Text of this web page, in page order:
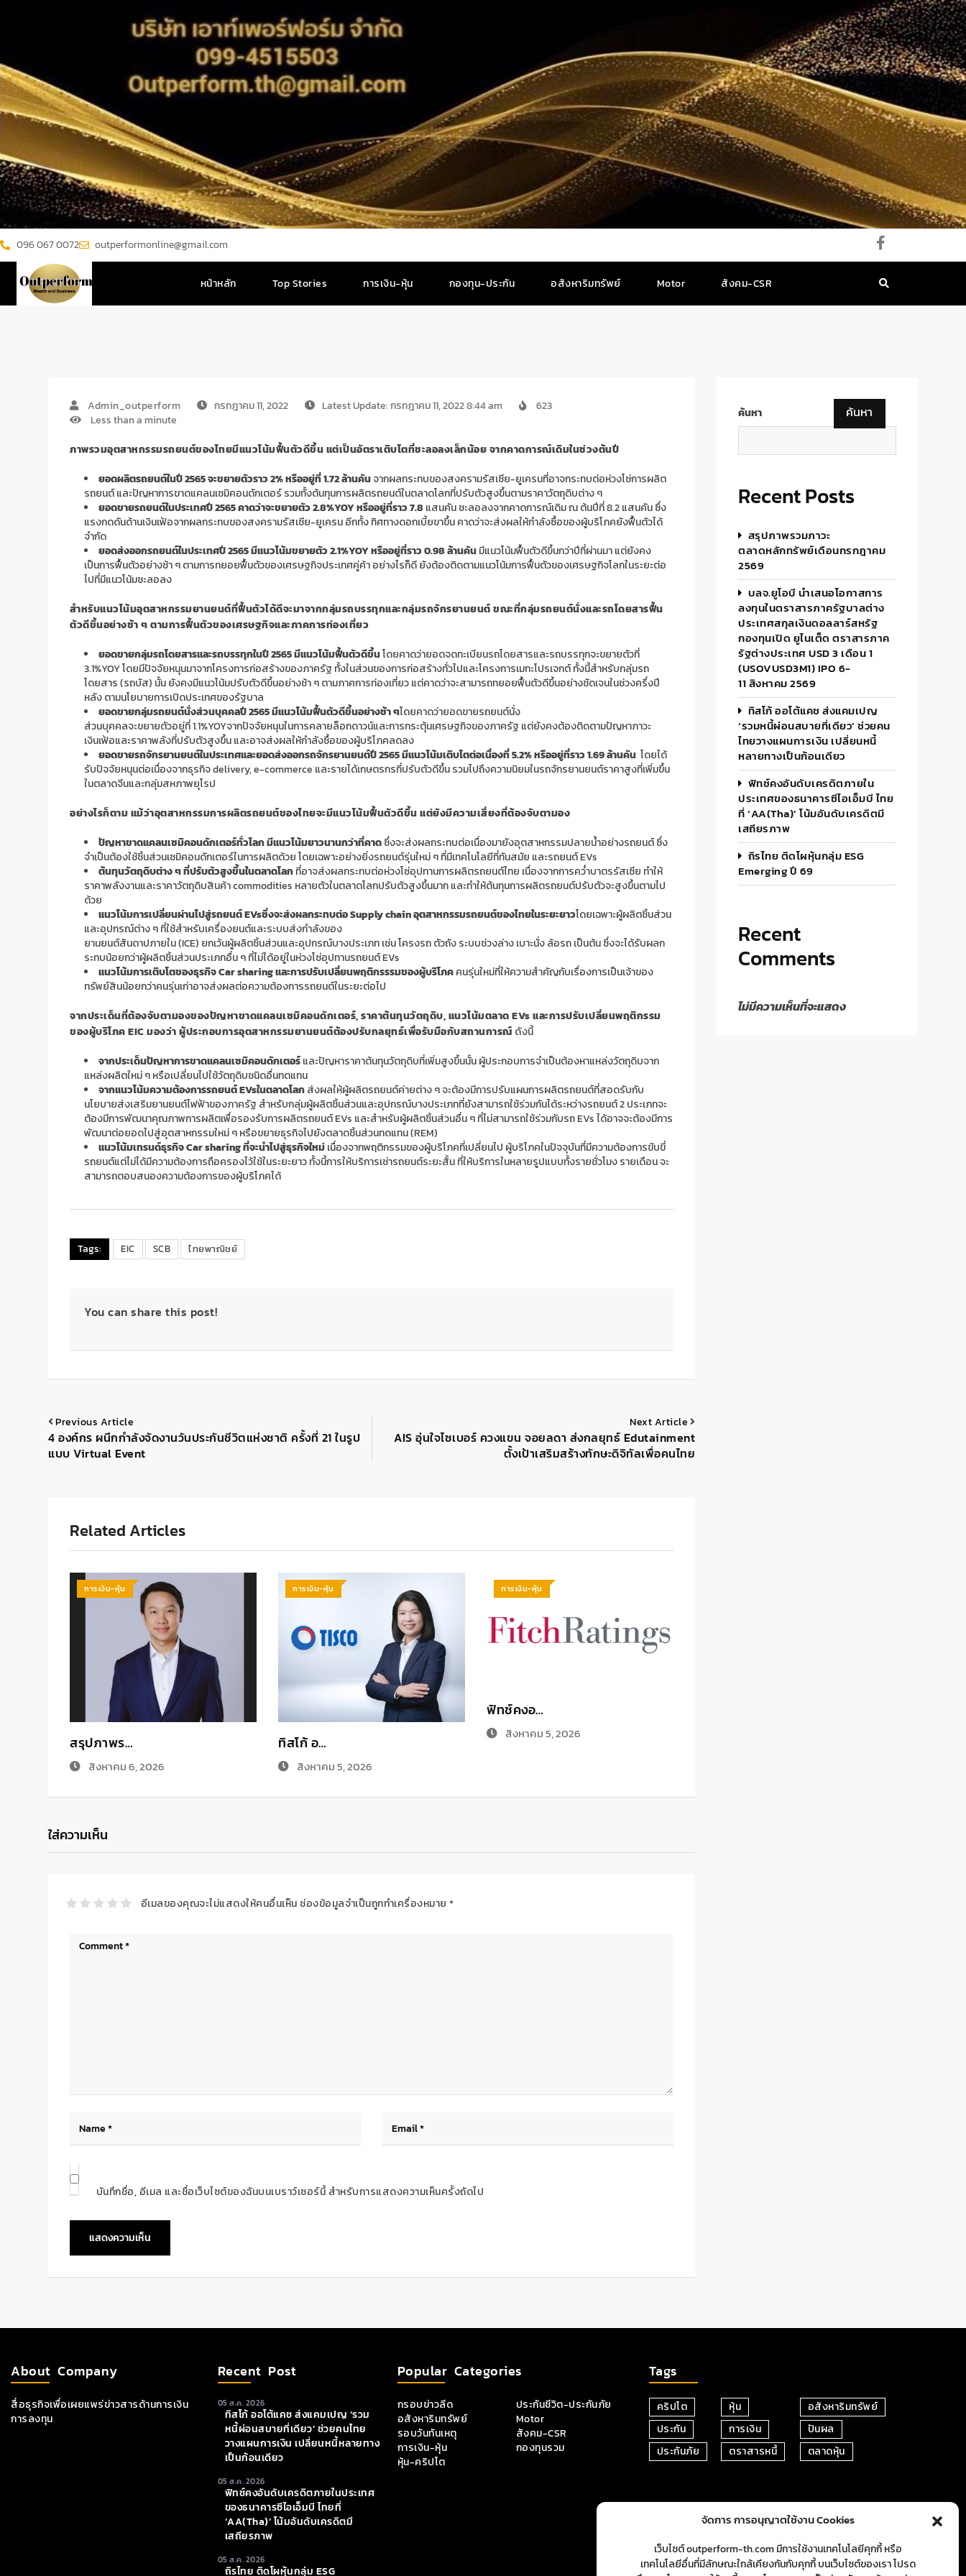
จัดการ การอนุญาตใช้งาน Cookies
เว็บไซต์ outperform-th.com มีการใช้งานเทคโนโลยีคุกกี้ หรือ
เทคโนโลยีอื่นที่มีลักษณะใกล้เคียงกันกับคุกกี้ บนเว็บไซต์ของเรา โปรด
096 067 0072 outperformonline@gmail.com
หน้าหลัก Top Stories การเงิน-หุ้น กองทุน-ประกัน อสังหาริมทรัพย์ Motor สังคม-CSR
Admin_outperform กรกฎาคม 11, 2022 Latest Update: กรกฎาคม 11, 2022 8:44 am
623
Less than a minute
ภาพรวมอุตสาหกรรมรถยนต์ของไทยมีแนวโน้มฟื้นตัวดีขึ้น แต่เป็นอัตราเติบโตที่ชะลอลงเล็กน้อย จากคาดการณ์เดิมในช่วงต้นปี
ยอดผลิตรถยนต์ในปี 2565 จะขยายตัวราว 2% หรืออยู่ที่ 1.72 ล้านคันจากผลกระทบของสงครามรัสเซีย-ยูเครนที่อาจกระทบต่อห่วงโซ่การผลิต
รถยนต์ และปัญหาการขาดแคลนเซมิคอนดักเตอร์ รวมทั้งต้นทุนการผลิตรถยนต์ในตลาดโลกที่ปรับตัวสูงขึ้นตามราคาวัตถุดิบต่าง ๆ
ยอดขายรถยนต์ในประเทศปี 2565 คาดว่าจะขยายตัว 2.8%YOYหรืออยู่ที่ราว 7.8แสนคัน ชะลอลงจากคาดการณ์เดิม ณ ต้นปีที่ 8.2 แสนคัน ซึ่ง
แรงกดดันด้านเงินเฟ้อจากผลกระทบของสงครามรัสเซีย-ยูเครน อีกทั้ง ทิศทางดอกเบี้ยขาขึ้น คาดว่าจะส่งผลให้กำลังซื้อของผู้บริโภคยังฟื้นตัวได้
จำกัด
ยอดส่งออกรถยนต์ในประเทศปี 2565 มีแนวโน้มขยายตัว 2.1%YOYหรืออยู่ที่ราว 0.98 ล้านคันมีแนวโน้มฟื้นตัวดีขึ้นกว่าปีที่ผ่านมา แต่ยังคง
เป็นการฟื้นตัวอย่างช้า ๆ ตามการทยอยฟื้นตัวของเศรษฐกิจประเทศคู่ค้า อย่างไรก็ดี ยังต้องติดตามแนวโน้มการฟื้นตัวของเศรษฐกิจโลกในระยะต่อ
ไปที่มีแนวโน้มชะลอลง
สำหรับแนวโน้มอุตสาหกรรมยานยนต์ที่ฟื้นตัวได้ดีจะมาจากกลุ่มรถบรรทุกและกลุ่มรถจักรยานยนต์ ขณะที่กลุ่มรถยนต์นั่งและรถโดยสารฟื้น
ตัวดีขึ้นอย่างช้า ๆ ตามการฟื้นตัวของเศรษฐกิจและภาคการท่องเที่ยว
ยอดขายกลุ่มรถโดยสารและรถบรรทุกในปี 2565 มีแนวโน้มฟื้นตัวดีขึ้นโดยคาดว่ายอดจดทะเบียนรถโดยสารและรถบรรทุกจะขยายตัวที่
3.1%YOYโดยมีปัจจัยหนุนมาจากโครงการก่อสร้างของภาครัฐ ทั้งในส่วนของการก่อสร้างทั่วไปและโครงการเมกะโปรเจกต์ ทั้งนี้สำหรับกลุ่มรถ
โดยสาร (รถบัส) นั้น ยังคงมีแนวโน้มปรับตัวดีขึ้นอย่างช้า ๆ ตามภาคการท่องเที่ยว แต่คาดว่าจะสามารถทยอยฟื้นตัวดีขึ้นอย่างชัดเจนในช่วงครึ่งปี
หลัง ตามนโยบายการเปิดประเทศของรัฐบาล
ยอดขายกลุ่มรถยนต์นั่งส่วนบุคคลปี 2565 มีแนวโน้มฟื้นตัวดีขึ้นอย่างช้า ๆโดยคาดว่ายอดขายรถยนต์นั่ง
ส่วนบุคคลจะขยายตัวอยู่ที่ 1.1%YOYจากปัจจัยหนุนในการคลายล็อกดาวน์และการกระตุ้นเศรษฐกิจของภาครัฐ แต่ยังคงต้องติดตามปัญหาภาวะ
เงินเฟ้อและราคาพลังที่ปรับตัวสูงขึ้น และอาจส่งผลให้กำลังซื้อของผู้บริโภคลดลง
ยอดขายรถจักรยานยนต์ในประเทศและยอดส่งออกรถจักรยานยนต์ปี 2565 มีแนวโน้มเติบโตต่อเนื่องที่ 5.2% หรืออยู่ที่ราว 1.69 ล้านคัน โดยได้
รับปัจจัยหนุนต่อเนื่องจากธุรกิจdelivery, e-commerce และรายได้เกษตรกรที่ปรับตัวดีขึ้น รวมไปถึงความนิยมในรถจักรยานยนต์ราคาสูงที่เพิ่มขึ้น
ในตลาดจีนและกลุ่มสหภาพยุโรป
อย่างไรก็ตาม แม้ว่าอุตสาหกรรมการผลิตรถยนต์ของไทยจะมีแนวโน้มฟื้นตัวดีขึ้น แต่ยังมีความเสี่ยงที่ต้องจับตามอง
ปัญหาขาดแคลนเซมิคอนดักเตอร์ทั่วโลก มีแนวโน้มยาวนานกว่าที่คาดซึ่งจะส่งผลกระทบต่อเนื่องมายังอุตสาหกรรมปลายน้ำอย่างรถยนต์ ซึ่ง
จำเป็นต้องใช้ชิ้นส่วนเซมิคอนดักเตอร์ในการผลิตด้วย โดยเฉพาะอย่างยิ่งรถยนต์รุ่นใหม่ ๆ ที่มีเทคโนโลยีที่ทันสมัย และรถยนต์EVs
ต้นทุนวัตถุดิบต่าง ๆ ที่ปรับตัวสูงขึ้นในตลาดโลกที่อาจส่งผลกระทบต่อห่วงโซ่อุปทานการผลิตรถยนต์ไทย เนื่องจากการคว่ำบาตรรัสเซีย ทำให้
ราคาพลังงานและราคาวัตถุดิบสินค้าcommodities หลายตัวในตลาดโลกปรับตัวสูงขึ้นมาก และทำให้ต้นทุนการผลิตรถยนต์ปรับตัวจะสูงขึ้นตามไป
ด้วย
แนวโน้มการเปลี่ยนผ่านไปสู่รถยนต์EVsซึ่งจะส่งผลกระทบต่อSupply chainอุตสาหกรรมรถยนต์ของไทยในระยะยาวโดยเฉพาะผู้ผลิตชิ้นส่วน
และอุปกรณ์ต่าง ๆ ที่ใช้สำหรับเครื่องยนต์และระบบส่งกำลังของ
ยานยนต์สันดาปภายใน (ICE) ยกเว้นผู้ผลิตชิ้นส่วนและอุปกรณ์บางประเภท เช่น โครงรถ ตัวถัง ระบบช่วงล่าง เบาะนั่ง ล้อรถ เป็นต้น ซึ่งจะได้รับผลก
ระทบน้อยกว่าผู้ผลิตชิ้นส่วนประเภทอื่น ๆ ที่ไม่ได้อยู่ในห่วงโซ่อุปทานรถยนต์EVs
แนวโน้มการเติบโตของธุรกิจCar sharingและการปรับเปลี่ยนพฤติกรรรมของผู้บริโภคคนรุ่นใหม่ที่ให้ความสำคัญกับเรื่องการเป็นเจ้าของ
ทรัพย์สินน้อยกว่าคนรุ่นเก่าอาจส่งผลต่อความต้องการรถยนต์ในระยะต่อไป
จากประเด็นที่ต้องจับตามองของปัญหาขาดแคลนเซมิคอนดักเตอร์,ราคาต้นทุนวัตถุดิบ,แนวโน้มตลาดEVsและการปรับเปลี่ยนพฤติกรรม
ของผู้บริโภคEICมองว่า ผู้ประกอบการอุตสาหกรรมยานยนต์ต้องปรับกลยุทธ์เพื่อรับมือกับสถานการณ์ ดังนี้
จากประเด็นปัญหาการขาดแคลนเซมิคอนดักเตอร์และปัญหาราคาต้นทุนวัตถุดิบที่เพิ่มสูงขึ้นนั้น ผู้ประกอบการจำเป็นต้องหาแหล่งวัตถุดิบจาก
แหล่งผลิตใหม่ ๆ หรือเปลี่ยนไปใช้วัตถุดิบชนิดอื่นทดแทน
จากแนวโน้มความต้องการรถยนต์EVsในตลาดโลกส่งผลให้ผู้ผลิตรถยนต์ค่ายต่าง ๆ จะต้องมีการปรับแผนการผลิตรถยนต์ที่สอดรับกับ
นโยบายส่งเสริมยานยนต์ไฟฟ้าของภาครัฐ สำหรับกลุ่มผู้ผลิตชิ้นส่วนและอุปกรณ์บางประเภทที่ยังสามารถใช้ร่วมกันได้ระหว่างรถยนต์ 2 ประเภทจะ
ต้องมีการพัฒนาคุณภาพการผลิตเพื่อรองรับการผลิตรถยนต์EVs และสำหรับผู้ผลิตชิ้นส่วนอื่น ๆ ที่ไม่สามารถใช้ร่วมกับรถEVsได้อาจจะต้องมีการ
พัฒนาต่อยอดไปสู่อุตสาหกรรมใหม่ ๆหรือขยายธุรกิจไปยังตลาดชิ้นส่วนทดแทน (REM)
แนวโน้มเทรนด์ธุรกิจCar sharingที่จะนำไปสู่ธุรกิจใหม่เนื่องจากพฤติกรรมของผู้บริโภคที่เปลี่ยนไป ผู้บริโภคในปัจจุบันที่มีความต้องการขับขี่
รถยนต์แต่ไม่ได้มีความต้องการถือครองไว้ใช้ในระยะยาว ทั้งนี้การให้บริการเช่ารถยนต์ระยะสั้น ที่ให้บริการในหลายรูปแบบทั้งรายชั่วโมง รายเดือน จะ
สามารถตอบสนองความต้องการของผู้บริโภคได้
Tags: EIC SCB ไทยพาณิชย์
You can share this post!
Previous Article
4 องค์กร ผนึกกำลังจัดงานวันประกันชีวิตแห่งชาติ ครั้งที่ 21 ในรูป
แบบ Virtual Event
Next Article
AIS อุ่นใจไซเบอร์ ควงแขน จอยลดา ส่งกลยุทธ์ Edutainment
ตั้งเป้าเสริมสร้างทักษะดิจิทัลเพื่อคนไทย
Related Articles
การเงิน-หุ้น
สรุปภาพร…
สิงหาคม 6, 2026
การเงิน-หุ้น
ทิสโก้ อ…
สิงหาคม 5, 2026
การเงิน-หุ้น
ฟิทช์คงอ…
สิงหาคม 5, 2026
ใส่ความเห็น
อีเมลของคุณจะไม่แสดงให้คนอื่นเห็น ช่องข้อมูลจำเป็นถูกทำเครื่องหมาย *
บันทึกชื่อ, อีเมล และชื่อเว็บไซต์ของฉันบนเบราว์เซอร์นี้ สำหรับการแสดงความเห็นครั้งถัดไป
ค้นหา ค้นหา
Recent Posts
สรุปภาพรวมภาวะ
ตลาดหลักทรัพย์เดือนกรกฎาคม
2569
บลจ.ยูโอบี นำเสนอโอกาสการ
ลงทุนในตราสารภาครัฐบาลต่าง
ประเทศสกุลเงินดอลลาร์สหรัฐ
กองทุนเปิด ยูไนเต็ด ตราสารภาค
รัฐต่างประเทศ USD 3 เดือน 1
(USOVUSD3M1) IPO 6-
11 สิงหาคม 2569
ทิสโก้ ออโต้แคช ส่งแคมเปญ
‘รวมหนี้ผ่อนสบายที่เดียว’ ช่วยคน
ไทยวางแผนการเงิน เปลี่ยนหนี้
หลายทางเป็นก้อนเดียว
ฟิทช์คงอันดับเครดิตภายใน
ประเทศของธนาคารซีไอเอ็มบี ไทย
ที่ ‘AA(tha)’ โน้มอันดับเครดิตมี
เสถียรภาพ
ถิรไทย ติดโผหุ้นกลุ่ม ESG
Emerging ปี 69
Recent
Comments
ไม่มีความเห็นที่จะแสดง
About Company
สื่อธุรกิจเพื่อเผยแพร่ข่าวสารด้านการเงิน
การลงทุน
Recent Post
05 ส.ค. 2026
ทิสโก้ ออโต้แคช ส่งแคมเปญ ‘รวม
หนี้ผ่อนสบายที่เดียว’ ช่วยคนไทย
วางแผนการเงิน เปลี่ยนหนี้หลายทาง
เป็นก้อนเดียว
05 ส.ค. 2026
ฟิทช์คงอันดับเครดิตภายในประเทศ
ของธนาคารซีไอเอ็มบี ไทยที่
‘AA(tha)’ โน้มอันดับเครดิตมี
เสถียรภาพ
05 ส.ค. 2026
ถิรไทย ติดโผหุ้นกลุ่ม ESG
Popular Categories
กรอบข่าวลีด
อสังหาริมทรัพย์
รอบวันทันเหตุ
การเงิน-หุ้น
หุ้น-คริปโต
ประกันชีวิต-ประกันภัย
Motor
สังคม-CSR
กองทุนรวม
Tags
คริปโต
ประกัน
ประกันภัย
หุ้น
การเงิน
ตราสารหนี้
อสังหาริมทรัพย์
ปันผล
ตลาดหุ้น